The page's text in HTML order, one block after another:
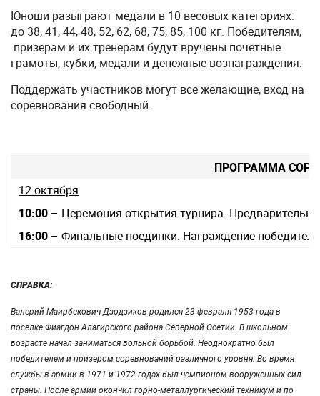
Юноши разыграют медали в 10 весовых категориях:
до 38, 41, 44, 48, 52, 62, 68, 75, 85, 100 кг. Победителям,
призерам и их тренерам будут вручены почетные
грамоты, кубки, медали и денежные вознаграждения.
Поддержать участников могут все желающие, вход на
соревнования свободный.
ПРОГРАММА
12 октября
10:00 – Церемония открытия турнира.
16:00 – Финальные поединки. Награждение
СПРАВКА:
Валерий Маирбекович Дзодзиков родился 23 февраля 1953 года в
поселке Фиагдон Алагирского района Северной Осетии. В школьном
возрасте начал заниматься вольной борьбой. Неоднократно был
победителем и призером соревнований различного уровня. Во время
службы в армии в 1971 и 1972 годах был чемпионом вооруженных сил
страны. После армии окончил горно-металлургический техникум и по